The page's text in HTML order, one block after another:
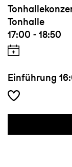
Tonhalle
17:00 - 18:50
Einführung